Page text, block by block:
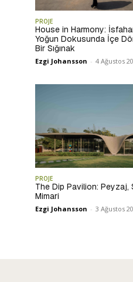
PROJE
House in Harmony:
Yoğun Dokusunda İçe
Bir Sığınak
Ezgi Johansson - 4 Ağustos
PROJE
The Dip Pavilion: Peyzaj,
Mimari
Ezgi Johansson - 3 Ağustos